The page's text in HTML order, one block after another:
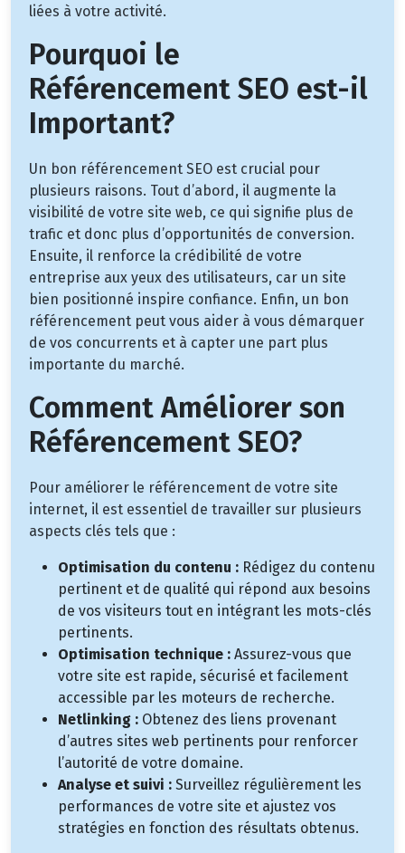
liées à votre activité.
Pourquoi le
Référencement SEO est-il
Important?
Un bon référencement SEO est crucial pour
plusieurs raisons. Tout d’abord, il augmente la
visibilité de votre site web, ce qui signifie plus de
trafic et donc plus d’opportunités de conversion.
Ensuite, il renforce la crédibilité de votre
entreprise aux yeux des utilisateurs, car un site
bien positionné inspire confiance. Enfin, un bon
référencement peut vous aider à vous démarquer
de vos concurrents et à capter une part plus
importante du marché.
Comment Améliorer son
Référencement SEO?
Pour améliorer le référencement de votre site
internet, il est essentiel de travailler sur plusieurs
aspects clés tels que :
Optimisation du contenu : Rédigez du contenu
pertinent et de qualité qui répond aux besoins
de vos visiteurs tout en intégrant les mots-clés
pertinents.
Optimisation technique : Assurez-vous que
votre site est rapide, sécurisé et facilement
accessible par les moteurs de recherche.
Netlinking : Obtenez des liens provenant
d’autres sites web pertinents pour renforcer
l’autorité de votre domaine.
Analyse et suivi : Surveillez régulièrement les
performances de votre site et ajustez vos
stratégies en fonction des résultats obtenus.